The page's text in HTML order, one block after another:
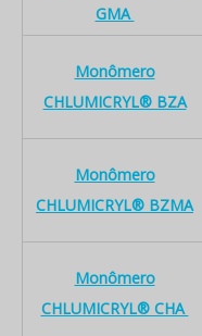
GMA
Monômero
CHLUMICRYL® BZA
Monômero
CHLUMICRYL® BZMA
Monômero
CHLUMICRYL® CHA